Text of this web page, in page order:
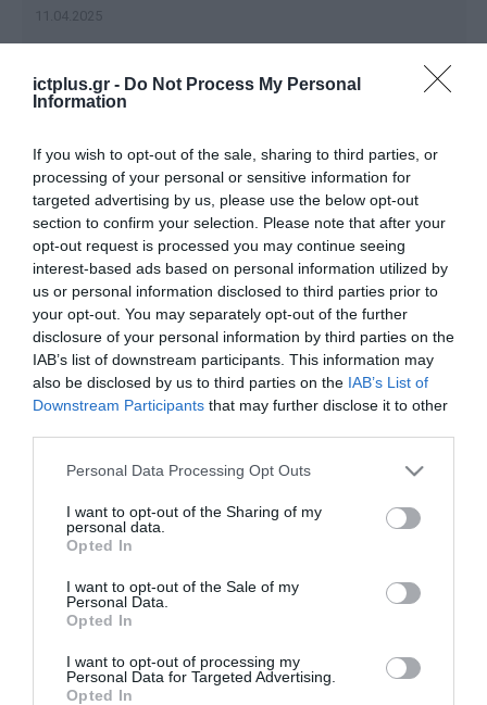
ictplus.gr - Do Not Process My Personal
Information
If you wish to opt-out of the sale, sharing to third parties, or
processing of your personal or sensitive information for
targeted advertising by us, please use the below opt-out
section to confirm your selection. Please note that after your
opt-out request is processed you may continue seeing
interest-based ads based on personal information utilized by
us or personal information disclosed to third parties prior to
your opt-out. You may separately opt-out of the further
disclosure of your personal information by third parties on the
IAB’s list of downstream participants. This information may
also be disclosed by us to third parties on the IAB’s List of
Downstream Participants that may further disclose it to other
Please note that this website/app uses one or more Google
not limited to your visit or usage behaviour. You may click to
grant or deny consent to Google and its third-party tags to
use your data for below specified purposes in below Google
consent section.
Personal Data Processing Opt Outs
I want to opt-out of the Sharing of my
personal data.
Opted In
I want to opt-out of the Sale of my
Personal Data.
Opted In
I want to opt-out of processing my
Personal Data for Targeted Advertising.
Opted In
Υπουργός Ψηφιακής Διακυβέρνησης στο
πλαίσιο του 10oυ Οικονομικού Φόρουμ των
Δελφών που πραγματοποιείται στους Δελφούς